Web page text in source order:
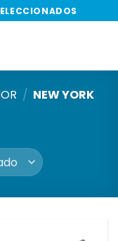
/ NEW YORK